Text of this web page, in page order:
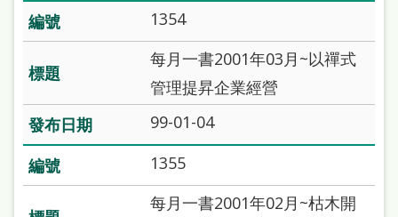
我
們
1354
每月一書2001年03月~以禪式
管理提昇企業經營
99-01-04
1355
每月一書2001年02月~枯木開